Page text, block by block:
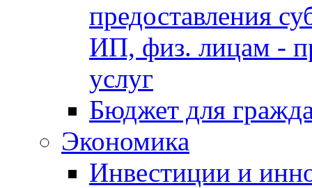
предоставления
ИП, физ. лицам -
услуг
Бюджет для
Экономика
Инвестиции и